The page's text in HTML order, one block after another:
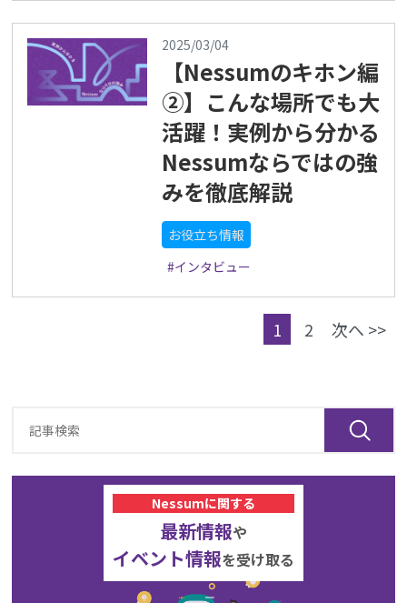
2025/03/04
【Nessumのキホン編
②】こんな場所でも大
活躍！実例から分かる
Nessumならではの強
みを徹底解説
お役立ち情報
#インタビュー
1 2 次へ >>
Nessumに関する
最新情報や
イベント情報を受け取る